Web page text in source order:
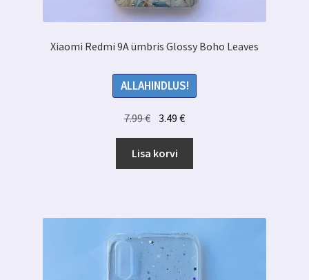
Xiaomi Redmi 9A ümbris Glossy Boho Leaves
ALLAHINDLUS!
7.99€ Algne
oli:
7.99 €.
3.49€Praegune
3.49 €.
Lisa korvi